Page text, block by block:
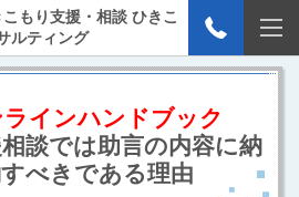
もり支援・相談 ひきこ
ルティング
インハンドブック
談では助言の内容に納
べきである理由